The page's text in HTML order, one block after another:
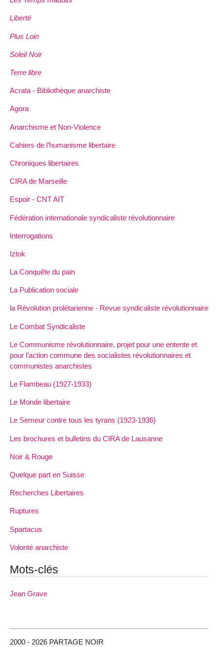
Liberté
Plus Loin
Soleil Noir
Terre libre
Acrata - Bibliothèque anarchiste
Agora
Anarchisme et Non-Violence
Cahiers de l’humanisme libertaire
Chroniques libertaires
CIRA de Marseille
Espoir - CNT AIT
Fédération internationale syndicaliste révolutionnaire
Interrogations
Iztok
La Conquête du pain
La Publication sociale
la Révolution prolétarienne - Revue syndicaliste révolutionnaire
Le Combat Syndicaliste
Le Communisme révolutionnaire, projet pour une entente et
pour l’action commune des socialistes révolutionnaires et
communistes anarchistes
Le Flambeau (1927-1933)
Le Monde libertaire
Le Semeur contre tous les tyrans (1923-1936)
Les brochures et bulletins du CIRA de Lausanne
Noir & Rouge
Quelque part en Suisse
Recherches Libertaires
Ruptures
Spartacus
Volonté anarchiste
Mots-clés
Jean Grave
2000 - 2026 PARTAGE NOIR